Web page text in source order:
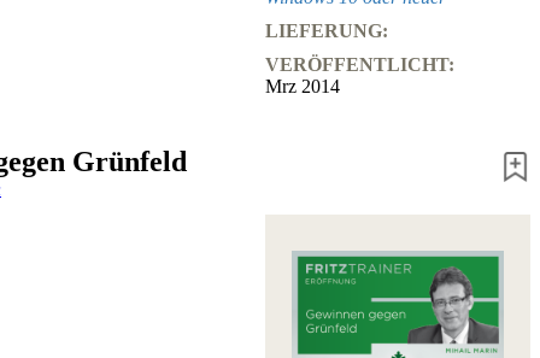
LIEFERUNG:
VERÖFFENTLICHT:
Mrz 2014
Grünfeld